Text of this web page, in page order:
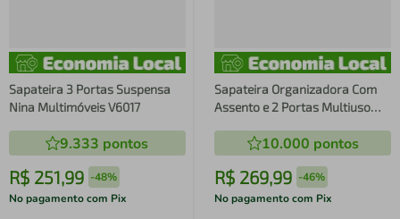
Sapateira 3 Portas Suspensa
Nina Multimóveis V6017
9.333 pontos
R$ 251,99 -48%
No pagamento com Pix
Sapateira Organizadora Com
Assento e 2 Portas Multiuso
10.000 pontos
R$ 269,99 -46%
No pagamento com Pix